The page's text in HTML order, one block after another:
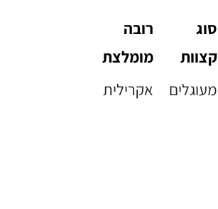
סוג
קצוות
מעוגלים
רובה
מומלצת
אקרילית